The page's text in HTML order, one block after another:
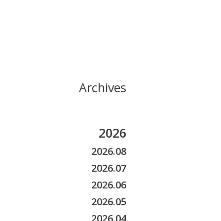
Archives
2026
2026.08
2026.07
2026.06
2026.05
2026.04